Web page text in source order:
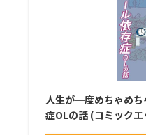
人生が一度めちゃめ
症OLの話 (コミックエ